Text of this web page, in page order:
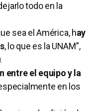
todo en la
sea el América, hay
, lo que es la UNAM”,
entre el equipo y la
en los